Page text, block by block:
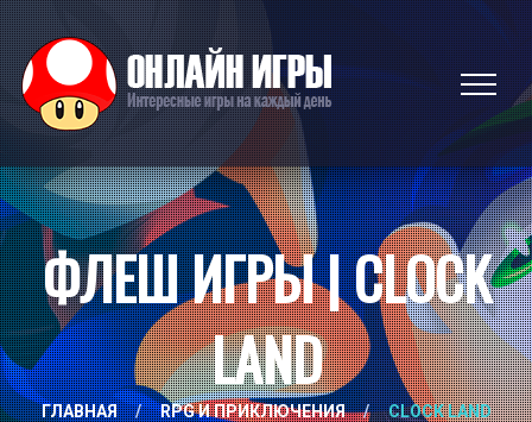
ФЛЕШ ИГРЫ | CLOCK
LAND
ГЛАВНАЯ / RPG И ПРИКЛЮЧЕНИЯ / CLOCK LAND